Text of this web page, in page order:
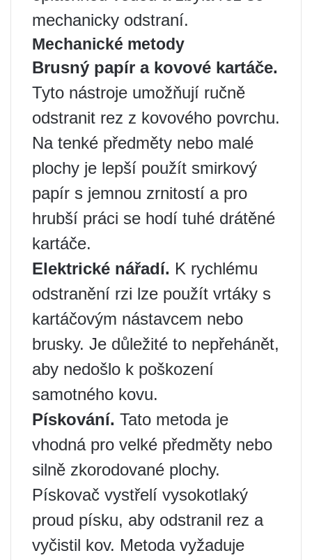
mechanicky odstraní.
Mechanické metody
Brusný papír a kovové kartáče.
Tyto nástroje umožňují ručně
odstranit rez z kovového povrchu.
Na tenké předměty nebo malé
plochy je lepší použít smirkový
papír s jemnou zrnitostí a pro
hrubší práci se hodí tuhé drátěné
kartáče.
Elektrické nářadí. K rychlému
odstranění rzi lze použít vrtáky s
kartáčovým nástavcem nebo
brusky. Je důležité to nepřehánět,
aby nedošlo k poškození
samotného kovu.
Pískování. Tato metoda je
vhodná pro velké předměty nebo
silně zkorodované plochy.
Pískovač vystřelí vysokotlaký
proud písku, aby odstranil rez a
vyčistil kov. Metoda vyžaduje